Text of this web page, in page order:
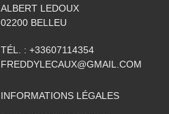
ALBERT LEDOUX
02200 BELLEU
TÉL. : +33607114354
FREDDYLECAUX@GMAIL.COM
INFORMATIONS LÉGALES